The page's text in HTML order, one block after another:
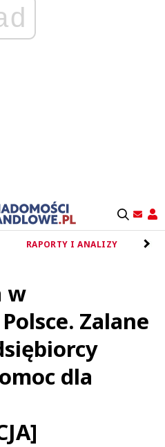
RAPORTY I ANALIZY
w
Zalane
dla